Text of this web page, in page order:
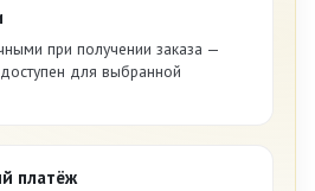
при получении заказа —
для выбранной
платёж